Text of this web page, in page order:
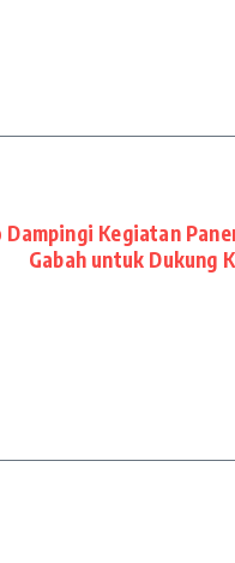
Kegiatan
Gabah untuk Dukung